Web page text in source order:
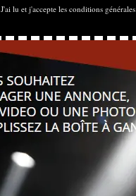
J'ai lu et j'accepte les conditions générales